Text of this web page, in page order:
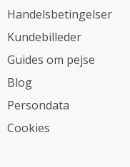
Handelsbetingelser
Kundebilleder
Guides om pejse
Blog
Persondata
Cookies